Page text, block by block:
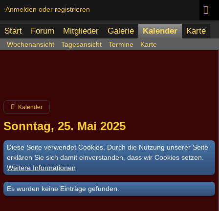
Anmelden oder registrieren
Start Forum Mitglieder Galerie Kalender Karte
Wochenansicht Tagesansicht Termine Karte
Kalender
Sonntag, 25. Mai 2025
Diese Seite verwendet Cookies. Durch die Nutzung unserer Seite
erklären Sie sich damit einverstanden, dass wir Cookies setzen.
Weitere Informationen
Es wurden keine Einträge gefunden.